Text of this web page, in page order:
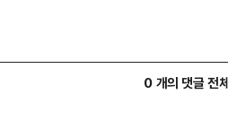
0 개의 댓글 전